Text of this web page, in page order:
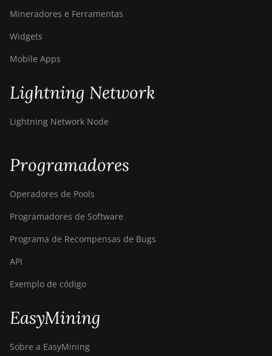
Mineradores e Ferramentas
Widgets
Mobile Apps
Lightning Network
Lightning Network Node
Programadores
Operadores de Pools
Programadores de Software
Programa de Recompensas de Bugs
API
Exemplo de código
EasyMining
Sobre a EasyMining